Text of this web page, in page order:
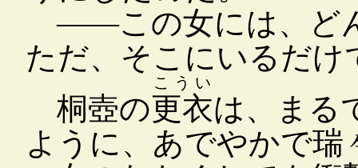
――この女には、ど
ただ、そこにいるだけ
桐壺の更衣
こうい
は、まる
ように、あでやかで